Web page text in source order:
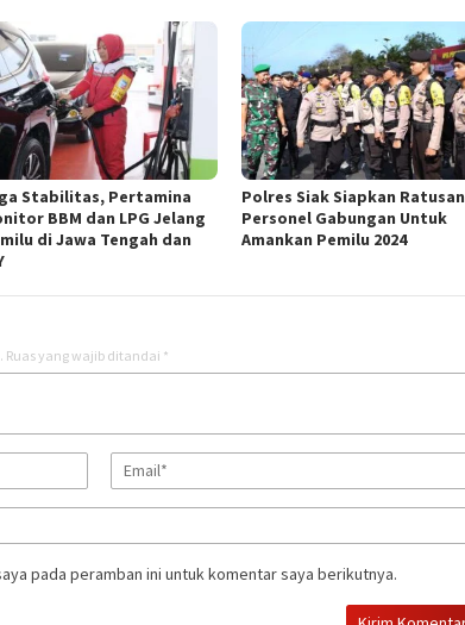
Stabilitas, Pertamina
BBM dan LPG Jelang
di Jawa Tengah dan
Polres Siak Siapkan Ratusan
Personel Gabungan Untuk
Amankan Pemilu 2024
Ruas yang wajib ditandai *
pada peramban ini untuk komentar saya berikutnya.